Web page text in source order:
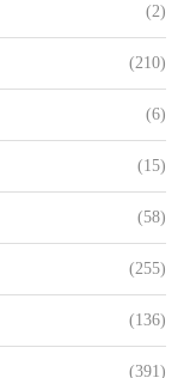
(2)
(210)
(6)
(15)
(58)
(255)
(136)
(391)